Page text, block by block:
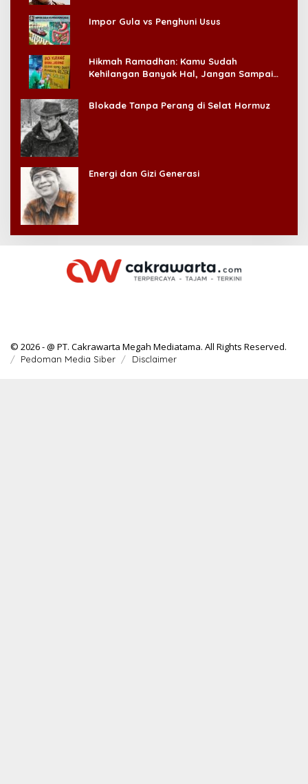
Impor Gula vs Penghuni Usus
Hikmah Ramadhan: Kamu Sudah
Kehilangan Banyak Hal, Jangan Sampai
Blokade Tanpa Perang di Selat Hormuz
Energi dan Gizi Generasi
© 2026 - @ PT. Cakrawarta Megah Mediatama. All Rights Reserved.
Pedoman Media Siber Disclaimer